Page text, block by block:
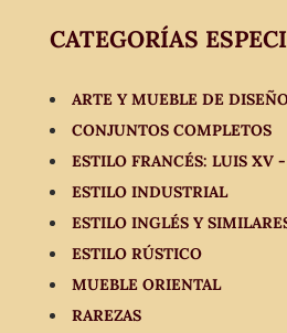
CATEGORÍAS
ARTE Y MUEBLE DE
CONJUNTOS COMPLETOS
ESTILO FRANCÉS: LUIS XV
ESTILO INDUSTRIAL
ESTILO INGLÉS Y
ESTILO RÚSTICO
MUEBLE ORIENTAL
RAREZAS